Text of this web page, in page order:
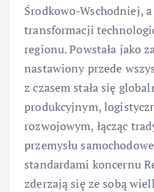
Środkowo-Wschodniej,
transformacji
regionu. Powstała jako
nastawiony przede
z czasem stała się
produkcyjnym,
rozwojowym, łącząc
przemysłu
standardami koncernu
zderzają się ze sobą